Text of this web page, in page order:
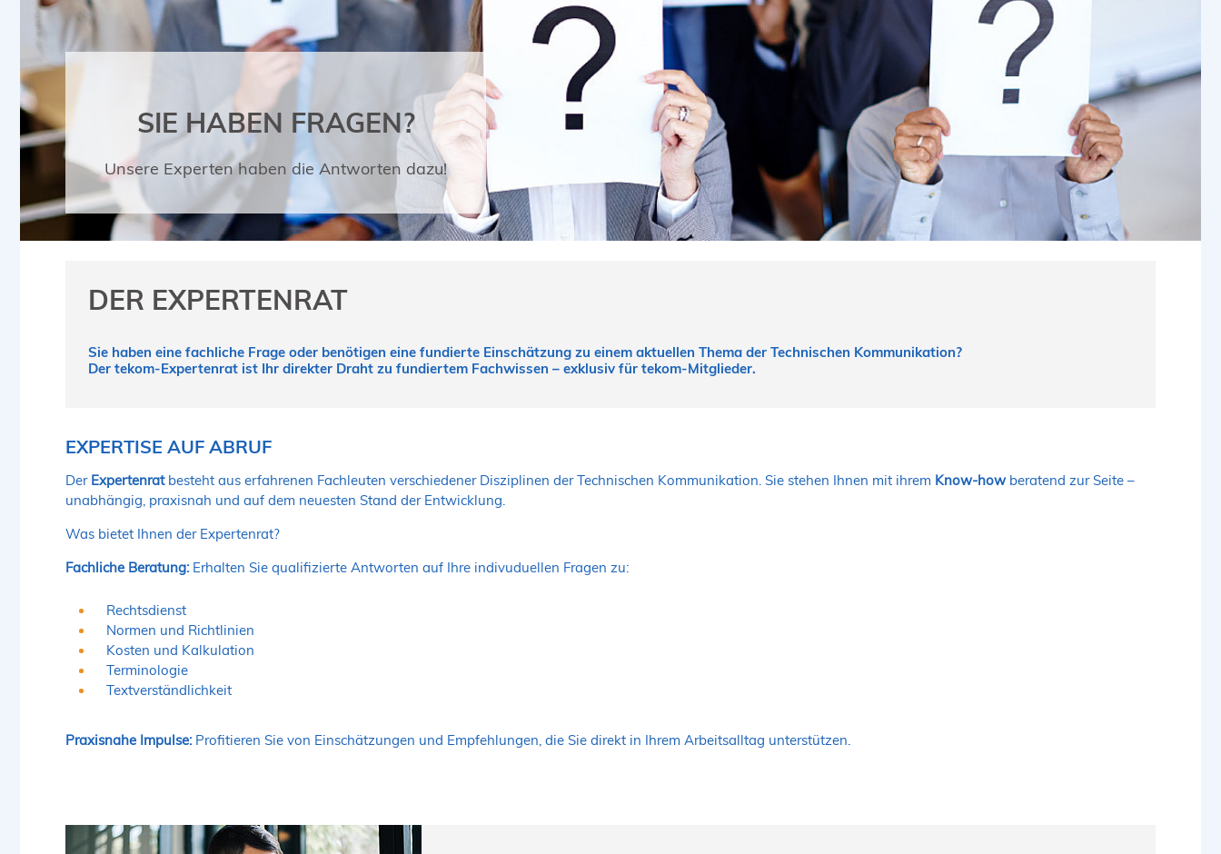
SIE HABEN FRAGEN?
Unsere Experten haben die Antworten dazu!
DER EXPERTENRAT
Sie haben eine fachliche Frage oder benötigen eine fundierte Einschätzung zu einem aktuellen Thema der Technischen Kommunikation?
Der tekom-Expertenrat ist Ihr direkter Draht zu fundiertem Fachwissen – exklusiv für tekom-Mitglieder.
EXPERTISE AUF ABRUF
DerExpertenratbesteht aus erfahrenen Fachleuten verschiedener Disziplinen der Technischen Kommunikation. Sie stehen Ihnen mit ihrem Know-how beratend zur Seite –
unabhängig, praxisnah und auf dem neuesten Stand der Entwicklung.
Was bietet Ihnen der Expertenrat?
Fachliche Beratung:Erhalten Sie qualifizierte Antworten auf Ihre indivuduellen Fragen zu:
Rechtsdienst
Normen und Richtlinien
Kosten und Kalkulation
Terminologie
Textverständlichkeit
Praxisnahe Impulse:Profitieren Sie von Einschätzungen und Empfehlungen, die Sie direkt in Ihrem Arbeitsalltag unterstützen.